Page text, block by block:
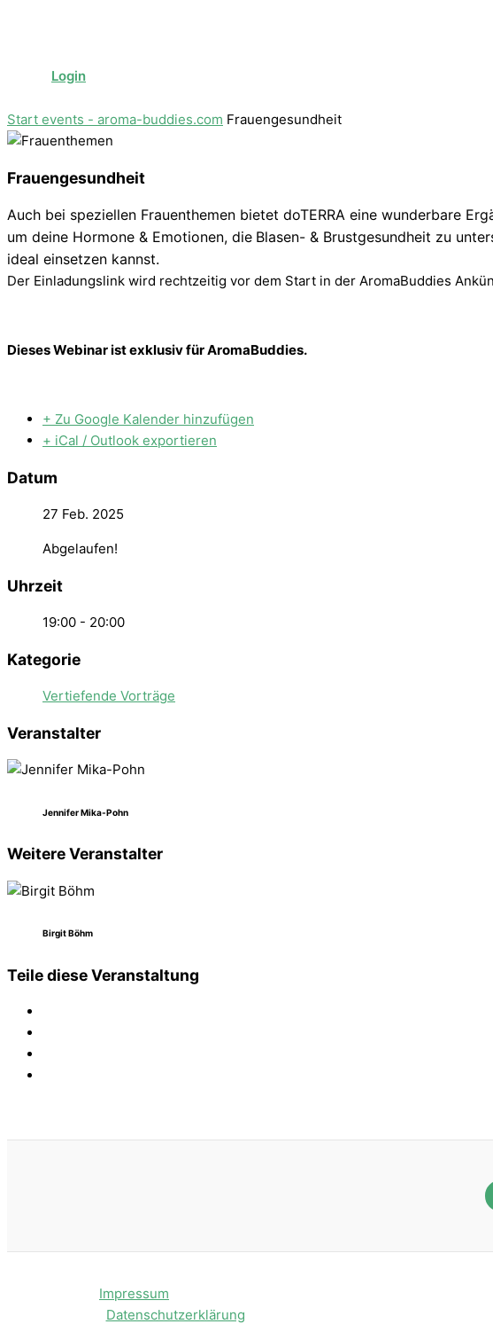
Login
Start events - aroma-buddies.com Frauengesundheit
Frauengesundheit
Auch bei speziellen Frauenthemen bietet doTERRA eine wunderbare
um deine Hormone & Emotionen, die Blasen- & Brustgesundheit zu
ideal einsetzen kannst.
Der Einladungslink wird rechtzeitig vor dem Start in der AromaBuddies
Dieses Webinar ist exklusiv für AromaBuddies.
+ Zu Google Kalender hinzufügen
+ iCal / Outlook exportieren
Datum
27 Feb. 2025
Abgelaufen!
Uhrzeit
19:00 - 20:00
Kategorie
Vertiefende Vorträge
Veranstalter
Jennifer Mika-Pohn
Weitere Veranstalter
Birgit Böhm
Teile diese Veranstaltung
Impressum
Datenschutzerklärung